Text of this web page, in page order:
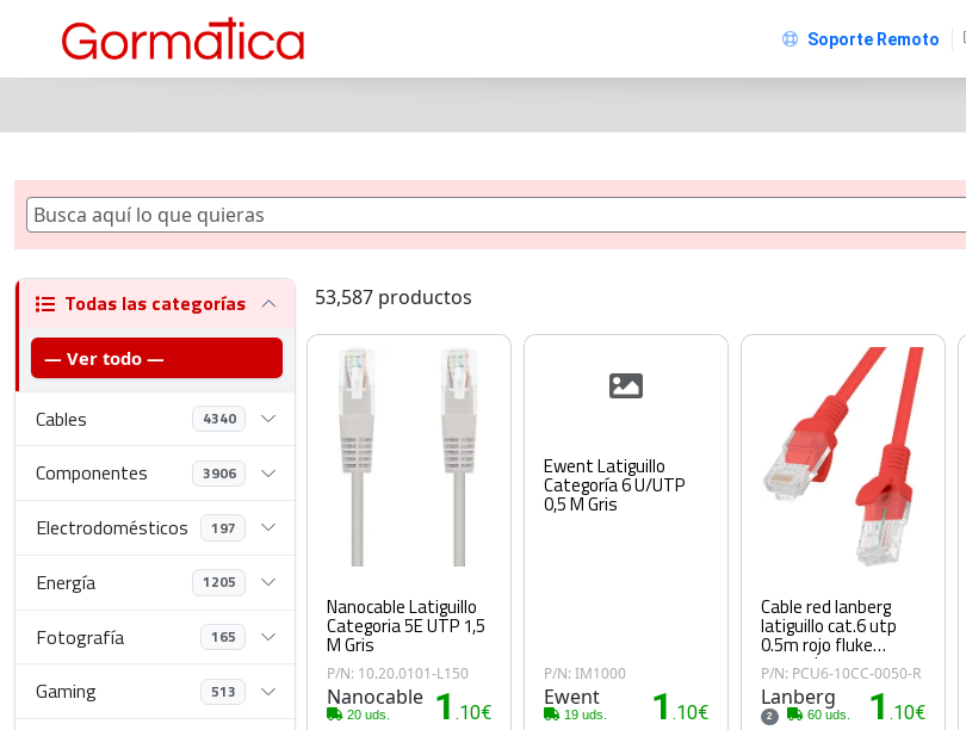
Soporte Remoto
Todas las categorías
— Ver todo —
Cables 4340
Componentes 3906
Electrodomésticos 197
Energía 1205
Fotografía 165
Gaming 513
53,587 productos
Nanocable Latiguillo
Categoria 5E UTP 1,5
M Gris
P/N: 10.20.0101-L150
Nanocable
20 uds. 1.10€
Ewent Latiguillo
Categoría 6 U/UTP
0,5 M Gris
P/N: IM1000
Ewent
19 uds. 1.10€
Cable red lanberg
latiguillo cat.6 utp
0.5m rojo fluke
passed
P/N: PCU6-10CC-0050-R
Lanberg
2 60 uds. 1.10€